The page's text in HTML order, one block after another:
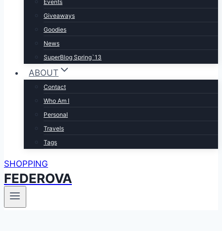
Events
Giveaways
Goodies
News
SuperBlog Spring`13
ABOUT
Contact
Who Am I
Personal
Travels
Tags
SHOPPING
FEDEROVA